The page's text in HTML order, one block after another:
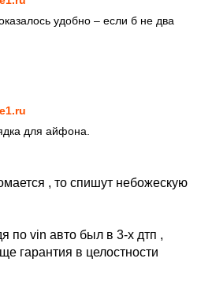
удобно – если б не два
для айфона.
, то спишут небожескую
по vin авто был в 3-х дтп ,
гарантия в целостности